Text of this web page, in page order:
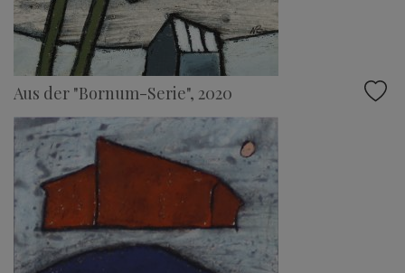
Aus der "Bornum-Serie", 2020